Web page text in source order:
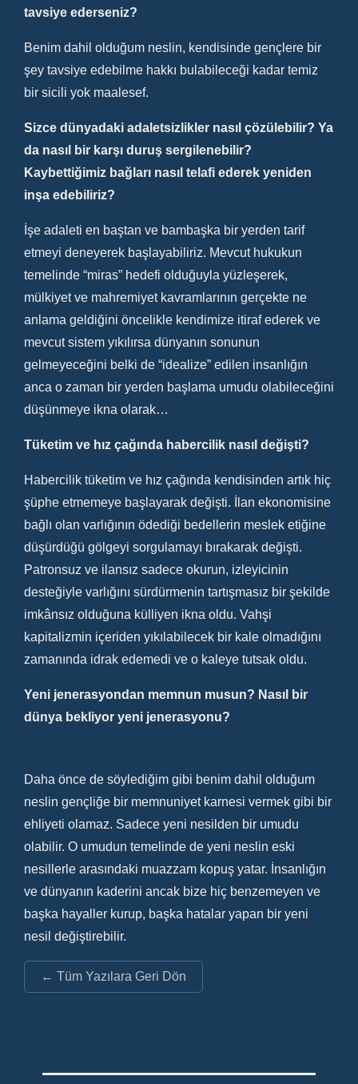
tavsiye ederseniz?
Benim dahil olduğum neslin, kendisinde gençlere bir
şey tavsiye edebilme hakkı bulabileceği kadar temiz
bir sicili yok maalesef.
Sizce dünyadaki adaletsizlikler nasıl çözülebilir? Ya
da nasıl bir karşı duruş sergilenebilir?
Kaybettiğimiz bağları nasıl telafi ederek yeniden
inşa edebiliriz?
İşe adaleti en baştan ve bambaşka bir yerden tarif
etmeyi deneyerek başlayabiliriz. Mevcut hukukun
temelinde “miras” hedefi olduğuyla yüzleşerek,
mülkiyet ve mahremiyet kavramlarının gerçekte ne
anlama geldiğini öncelikle kendimize itiraf ederek ve
mevcut sistem yıkılırsa dünyanın sonunun
gelmeyeceğini belki de “idealize” edilen insanlığın
anca o zaman bir yerden başlama umudu olabileceğini
düşünmeye ikna olarak…
Tüketim ve hız çağında habercilik nasıl değişti?
Habercilik tüketim ve hız çağında kendisinden artık hiç
şüphe etmemeye başlayarak değişti. İlan ekonomisine
bağlı olan varlığının ödediği bedellerin meslek etiğine
düşürdüğü gölgeyi sorgulamayı bırakarak değişti.
Patronsuz ve ilansız sadece okurun, izleyicinin
desteğiyle varlığını sürdürmenin tartışmasız bir şekilde
imkânsız olduğuna külliyen ikna oldu. Vahşi
kapitalizmin içeriden yıkılabilecek bir kale olmadığını
zamanında idrak edemedi ve o kaleye tutsak oldu.
Yeni jenerasyondan memnun musun? Nasıl bir
dünya bekliyor yeni jenerasyonu?
Daha önce de söylediğim gibi benim dahil olduğum
neslin gençliğe bir memnuniyet karnesi vermek gibi bir
ehliyeti olamaz. Sadece yeni nesilden bir umudu
olabilir. O umudun temelinde de yeni neslin eski
nesillerle arasındaki muazzam kopuş yatar. İnsanlığın
ve dünyanın kaderini ancak bize hiç benzemeyen ve
başka hayaller kurup, başka hatalar yapan bir yeni
nesil değiştirebilir.
← Tüm Yazılara Geri Dön